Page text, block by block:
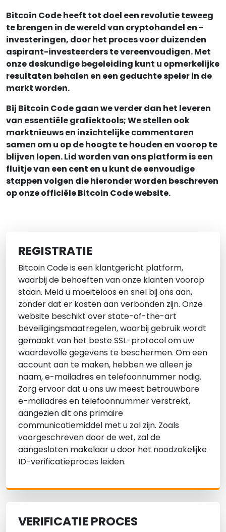
Bitcoin Code heeft tot doel een revolutie teweeg
te brengen in de wereld van cryptohandel en -
investeringen, door het proces voor duizenden
aspirant-investeerders te vereenvoudigen. Met
onze deskundige begeleiding kunt u opmerkelijke
resultaten behalen en een geduchte speler in de
markt worden.
Bij Bitcoin Code gaan we verder dan het leveren
van essentiële grafiektools; We stellen ook
marktnieuws en inzichtelijke commentaren
samen om u op de hoogte te houden en voorop te
blijven lopen. Lid worden van ons platform is een
fluitje van een cent en u kunt de eenvoudige
stappen volgen die hieronder worden beschreven
op onze officiële Bitcoin Code website.
REGISTRATIE
Bitcoin Code is een klantgericht platform,
waarbij de behoeften van onze klanten voorop
staan. Meld u moeiteloos en snel bij ons aan,
zonder dat er kosten aan verbonden zijn. Onze
website beschikt over state-of-the-art
beveiligingsmaatregelen, waarbij gebruik wordt
gemaakt van het beste SSL-protocol om uw
waardevolle gegevens te beschermen. Om een
account aan te maken, hebben we alleen je
naam, e-mailadres en telefoonnummer nodig.
Zorg ervoor dat u ons uw meest betrouwbare
e-mailadres en telefoonnummer verstrekt,
aangezien dit ons primaire
communicatiemiddel met u zal zijn. Zoals
voorgeschreven door de wet, zal de
aangesloten makelaar u door het noodzakelijke
ID-verificatieproces leiden.
VERIFICATIE PROCES